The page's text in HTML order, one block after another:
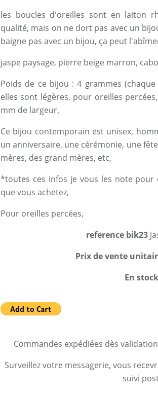
les boucles d'oreilles sont en laiton
qualité, mais on ne dort pas avec un
baigne pas avec un bijou, ça peut
jaspe paysage, pierre beige marron,
Poids de ce bijou : 4 grammes
elles sont légères, pour oreilles
mm de largeur,
Ce bijou contemporain est unisex,
un anniversaire, une cérémonie, une
mères, des grand mères, etc,
*toutes ces infos je vous les note pour
que vous achetez,
Pour oreilles percées,
reference bik23
Prix de vente
En
Commandes expédiées dès
Surveillez votre messagerie, vous
suivi